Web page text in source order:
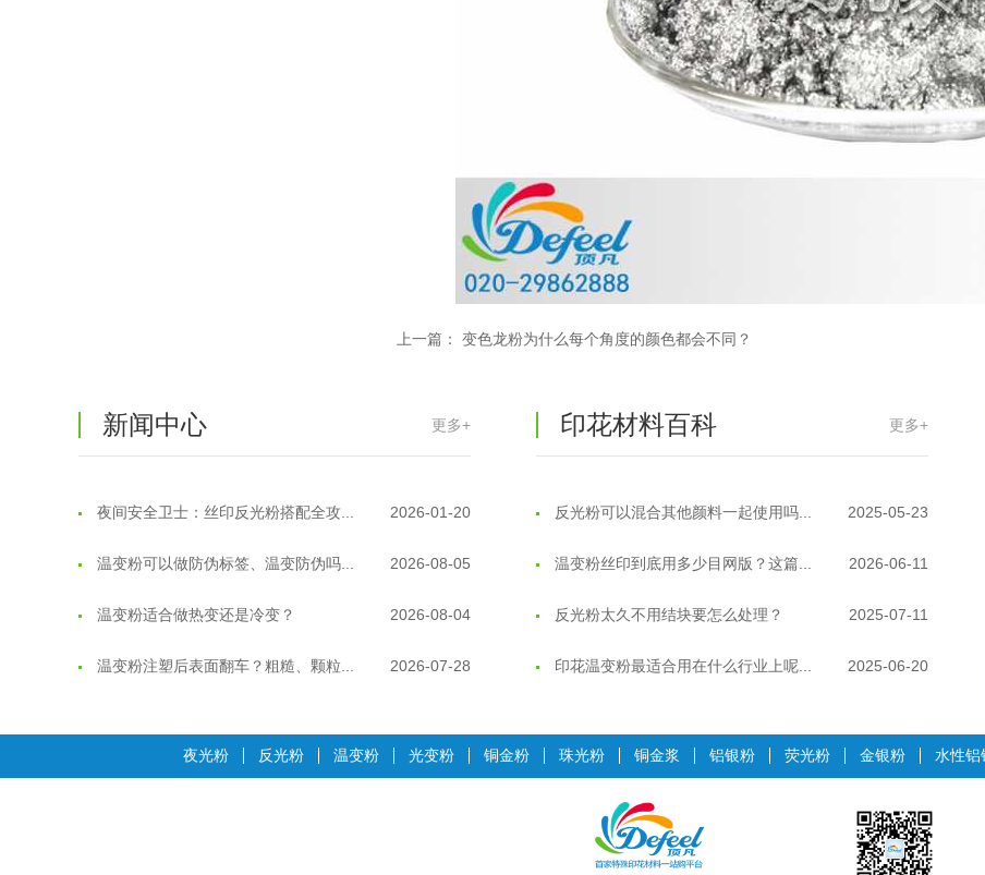
上一篇：变色龙粉为什么每个角度的颜色都会不同？
新闻中心 更多+
2026-07-17
2026-07-10
2026-07-09
温变粉耐温真相：注塑"高温炼...
温变粉大批量保存指南｜做对这几步... 2026-07-17
印花材料百科 更多+
温变粉丝印到底用多少目网版？这篇... 2026-06-11
反光粉太久不用结块要怎么处理？ 2025-07-11
印花温变粉最适合用在什么行业上呢... 2025-06-20
油性反光粉怎么印花效果最好？
超细反光粉怎么印牢度才会更好？
反光粉是永久有效的吗？能用多久？
外墙涂料中怎么添加反光粉使用？
反光粉能用在注塑工艺上吗？
超细反光粉怎么印牢度才会更好？ 2025-06-11
反光粉是永久有效的吗？能用多久？
外墙涂料中怎么添加反光粉使用？ 2025-06-05
夜光粉 反光粉 温变粉 光变粉 铜金粉 珠光粉 铜金浆 铝银粉 荧光粉 金银粉 水性铝